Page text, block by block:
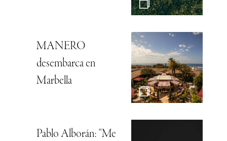
MANERO
desembarca en
Marbella
Pablo Alborán: “Me